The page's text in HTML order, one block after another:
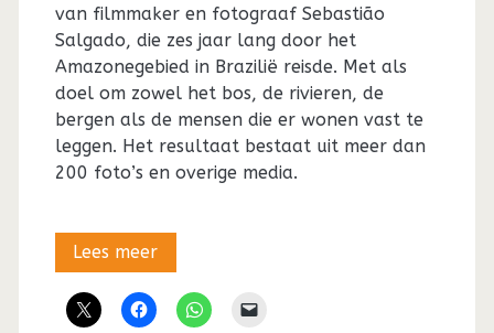
van filmmaker en fotograaf Sebastião
Salgado, die zes jaar lang door het
Amazonegebied in Brazilië reisde. Met als
doel om zowel het bos, de rivieren, de
bergen als de mensen die er wonen vast te
leggen. Het resultaat bestaat uit meer dan
200 foto’s en overige media.
Lees meerMet
Jean-